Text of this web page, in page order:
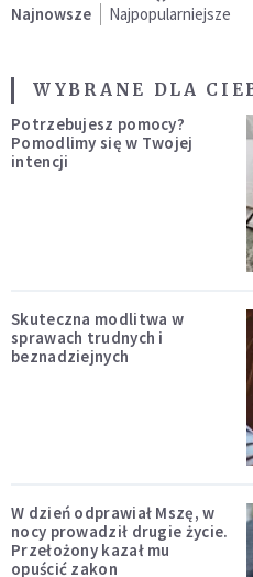
Najnowsze Najpopularniejsze
WYBRANE DLA
Potrzebujesz pomocy?
Pomodlimy się w Twojej
intencji
Skuteczna modlitwa w
sprawach trudnych i
beznadziejnych
W dzień odprawiał Mszę, w
nocy prowadził drugie życie.
Przełożony kazał mu
opuścić zakon